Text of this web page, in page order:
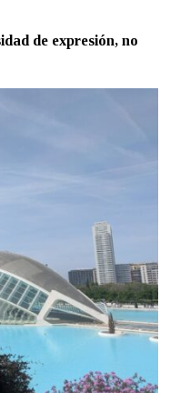
de expresión, no